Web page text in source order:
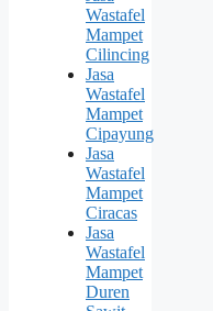
Wastafel
Mampet
Cilincing
Jasa
Wastafel
Mampet
Cipayung
Jasa
Wastafel
Mampet
Ciracas
Jasa
Wastafel
Mampet
Duren